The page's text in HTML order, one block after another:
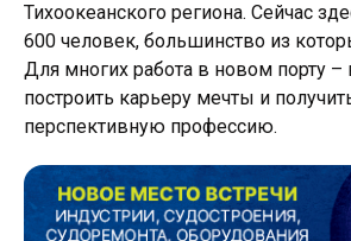
Тихоокеанского региона. Сейчас
600 человек, большинство из
Для многих работа в новом порту
построить карьеру мечты и
перспективную профессию.